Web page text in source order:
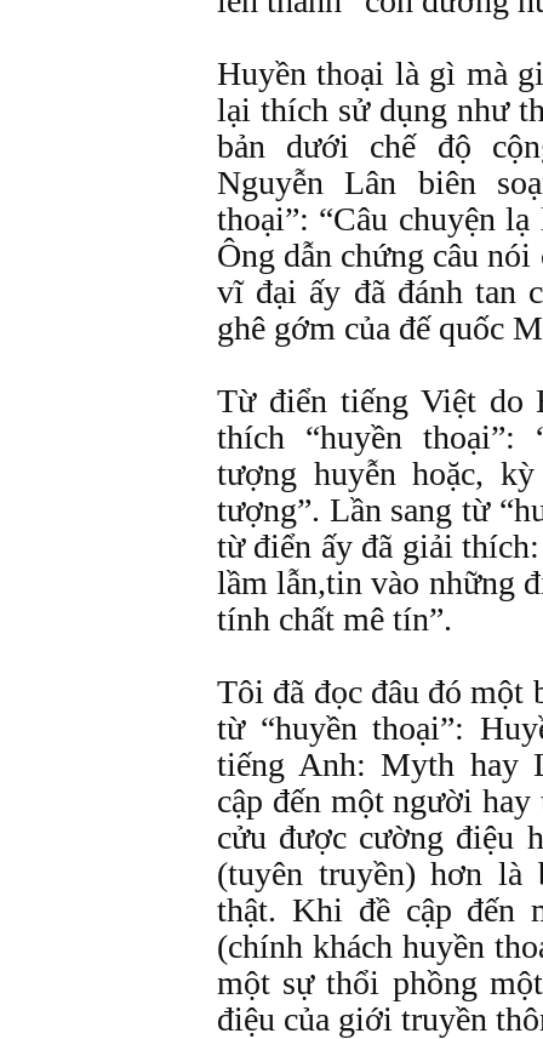
Huyền thoại là gì mà
lại thích sử dụng như
bản dưới chế độ
Nguyễn Lân biên
thoại”: “Câu chuyện
Ông dẫn chứng câu
vĩ đại ấy đã đánh tan
ghê gớm của đế quốc
Từ điển tiếng Việt do
thích “huyền thoại”:
tượng huyễn hoặc,
tượng”. Lần sang từ
từ điển ấy đã giải
lầm lẫn,tin vào những
tính chất mê tín”.
Tôi đã đọc đâu đó một
từ “huyền thoại”:
tiếng Anh: Myth hay
cập đến một người
cửu được cường điệu
(tuyên truyền) hơn là
thật. Khi đề cập đến
(chính khách huyền
một sự thổi phồng
điệu của giới truyền